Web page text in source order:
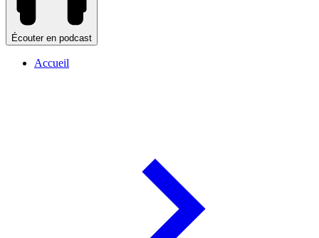
Écouter en podcast
Accueil